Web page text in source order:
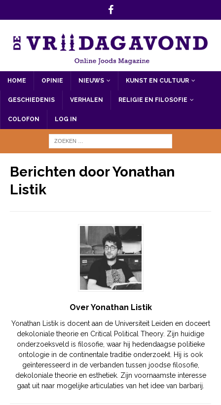
HOME OPINIE NIEUWS KUNST EN CULTUUR
GESCHIEDENIS VERHALEN RELIGIE EN FILOSOFIE
COLOFON LOG IN
Berichten doorYonathan
Listik
Over Yonathan Listik
Yonathan Listik is docent aan de Universiteit Leiden en doceert
dekoloniale theorie en Critical Political Theory. Zijn huidige
onderzoeksveld is filosofie, waar hij hedendaagse politieke
ontologie in de continentale traditie onderzoekt. Hij is ook
geïnteresseerd in de verbanden tussen joodse filosofie,
dekoloniale theorie en esthetiek. Zijn voornaamste interesse
gaat uit naar mogelijke articulaties van het idee van barbarij.